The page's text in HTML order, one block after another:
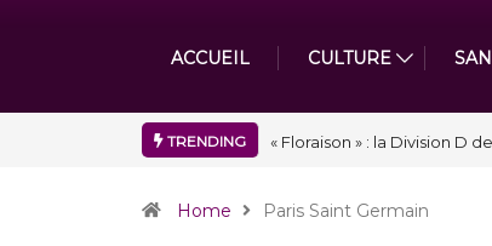
ACCUEIL CULTURE
TRENDING Nidger F. Judson Paul
Home Paris Saint Germain